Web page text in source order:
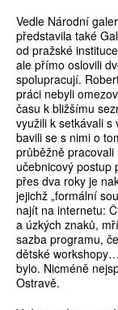
Vedle Národní
představila také
od pražské
ale přímo oslovili
spolupracují.
práci nebyli
času k bližšímu
využili k setkávali
bavili se s nimi o
průběžně
učebnicový postup
přes dva roky je
jejichž „formální
najít na internetu:
a úzkých znaků,
sazba programu,
dětské
bylo. Nicméně
Ostravě.